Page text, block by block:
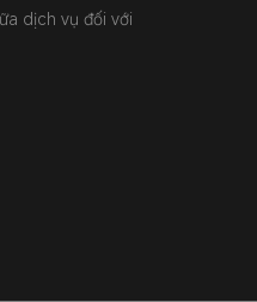
dịch vụ đối với